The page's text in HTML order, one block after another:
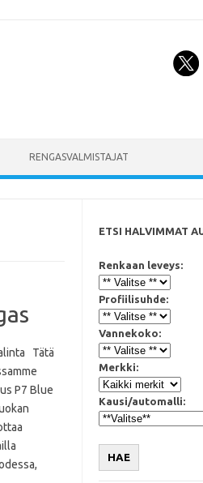
RENGASVALMISTAJAT
Tätä
P7 Blue
ETSI HALVIMMAT
Renkaan leveys:
Profiilisuhde:
Vannekoko:
Merkki:
Kausi/automalli:
HAE